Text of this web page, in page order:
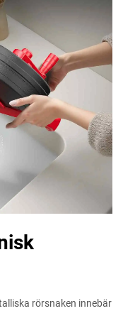
rörsnaken innebär